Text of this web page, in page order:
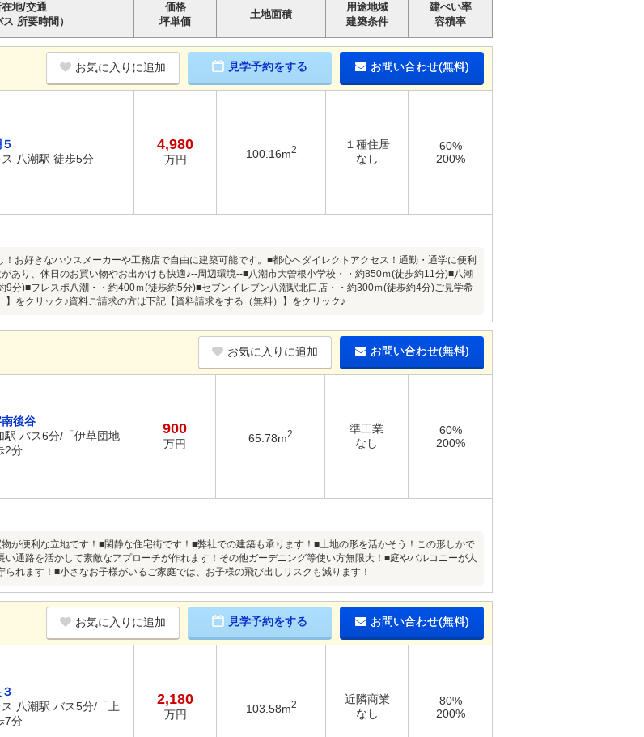
在地/交通
ス 所要時間）
価格
坪単価
土地面積
用途地域
建築条件
建ぺい率
容積率
お気に入りに追加 見学予約をする お問い合わせ(無料)
八潮駅 徒歩5分
4,980
万円 100.16m2
１種住居
なし
60%
200%
お好きなハウスメーカーや工務店で自由に建築可能です。■都心へダイレクトアクセス！通勤・通学に便利
あり、休日のお買い物やお出かけも快適♪--周辺環境--■八潮市大曽根小学校・・約850ｍ(徒歩約11分)■八潮
9分)■フレスポ八潮・・約400ｍ(徒歩約5分)■セブンイレブン八潮駅北口店・・約300ｍ(徒歩約4分)ご見学希
をクリック♪資料ご請求の方は下記【資料請求をする（無料）】をクリック♪
お気に入りに追加 お問い合わせ(無料)
後谷
駅 バス6分/「伊草団地
2分
900
万円 65.78m2
準工業
なし
60%
200%
が便利な立地です！■閑静な住宅街です！■弊社での建築も承ります！■土地の形を活かそう！この形しかで
い通路を活かして素敵なアプローチが作れます！その他ガーデニング等使い方無限大！■庭やバルコニーが人
られます！■小さなお子様がいるご家庭では、お子様の飛び出しリスクも減ります！
お気に入りに追加 見学予約をする お問い合わせ(無料)
八潮駅 バス5分/「上
7分
2,180
万円 103.58m2
近隣商業
なし
80%
200%